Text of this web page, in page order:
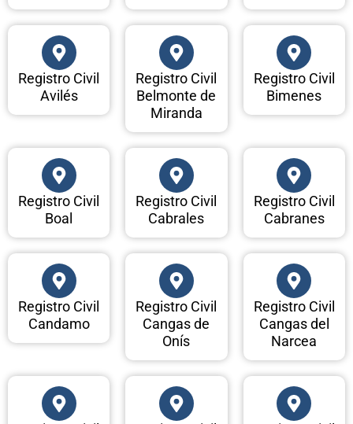
Registro Civil
Avilés
Registro Civil
Belmonte de
Miranda
Registro Civil
Bimenes
Registro Civil
Boal
Registro Civil
Cabrales
Registro Civil
Cabranes
Registro Civil
Candamo
Registro Civil
Cangas de
Onís
Registro Civil
Cangas del
Narcea